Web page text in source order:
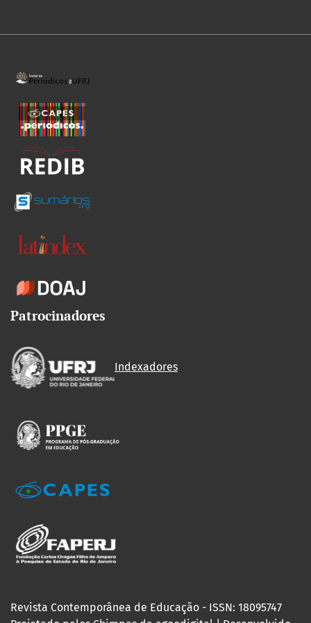
Patrocinadores
Indexadores
Revista Contemporânea de Educação - ISSN: 18095747